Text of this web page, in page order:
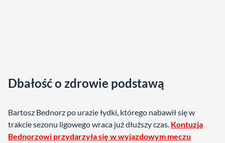
Dbałość o zdrowie podstawą
Bartosz Bednorz po urazie łydki, którego nabawił się w
trakcie sezonu ligowego wraca już dłuższy czas. Kontuzja
Bednorzowi przydarzyła się w wyjazdowym meczu